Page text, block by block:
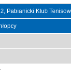
Pabianicki Klub